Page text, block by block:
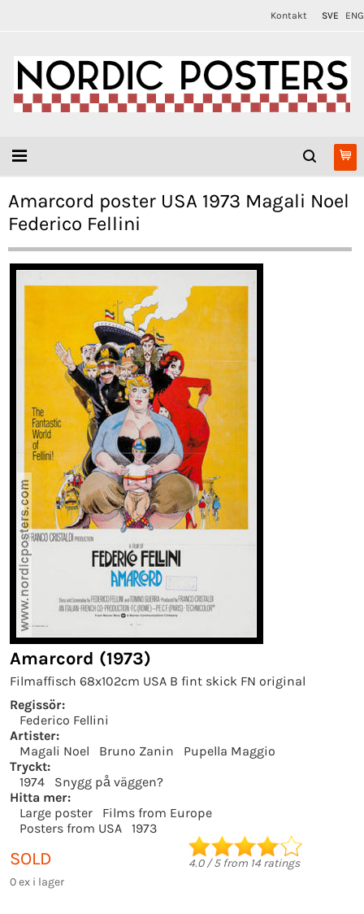
Kontakt SVE ENG
Amarcord poster USA 1973 Magali Noel
Federico Fellini
Amarcord (1973)
Filmaffisch 68x102cm USA B fint skick FN original
Regissör:
Federico Fellini
Artister:
Magali Noel
Bruno Zanin
Pupella Maggio
Tryckt:
1974
Snygg på väggen?
Hitta mer:
Large poster
Films from Europe
Posters from USA
1973
SOLD
0 ex i lager
4.0/5from 14 ratings